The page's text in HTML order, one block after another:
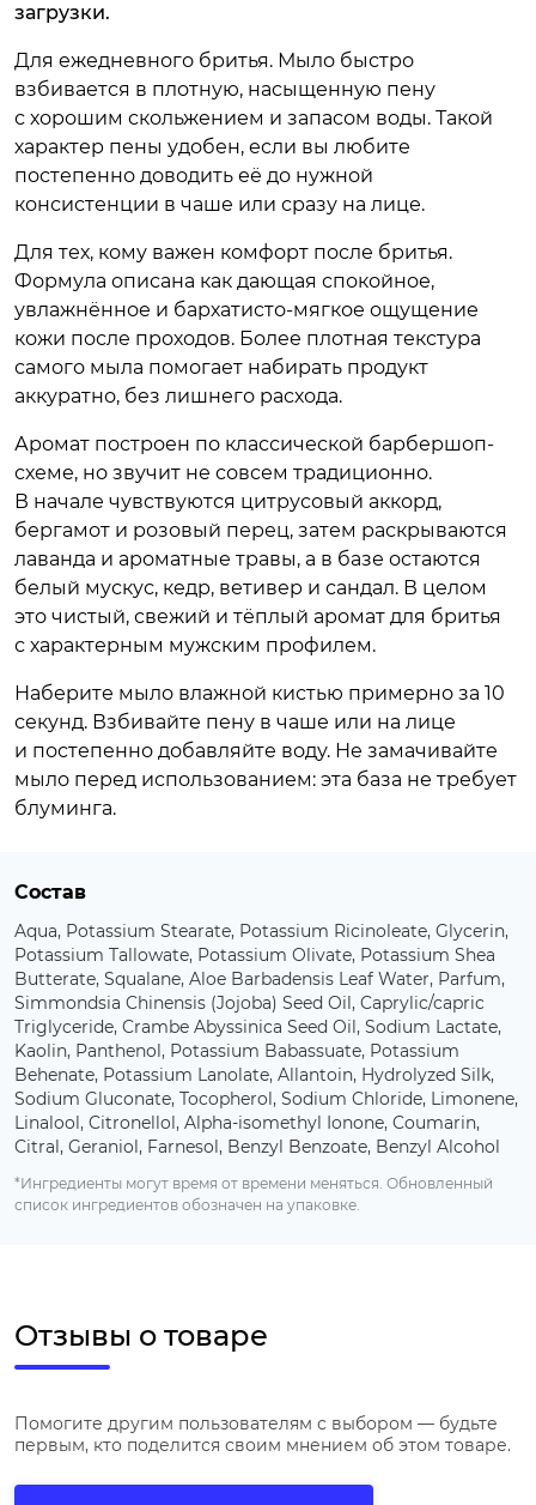
загрузки.
Для ежедневного бритья. Мыло быстро
взбивается в плотную, насыщенную пену
с хорошим скольжением и запасом воды. Такой
характер пены удобен, если вы любите
постепенно доводить её до нужной
консистенции в чаше или сразу на лице.
Для тех, кому важен комфорт после бритья.
Формула описана как дающая спокойное,
увлажнённое и бархатисто-мягкое ощущение
кожи после проходов. Более плотная текстура
самого мыла помогает набирать продукт
аккуратно, без лишнего расхода.
Аромат построен по классической барбершоп-
схеме, но звучит не совсем традиционно.
В начале чувствуются цитрусовый аккорд,
бергамот и розовый перец, затем раскрываются
лаванда и ароматные травы, а в базе остаются
белый мускус, кедр, ветивер и сандал. В целом
это чистый, свежий и тёплый аромат для бритья
с характерным мужским профилем.
Наберите мыло влажной кистью примерно за 10
секунд. Взбивайте пену в чаше или на лице
и постепенно добавляйте воду. Не замачивайте
мыло перед использованием: эта база не требует
блуминга.
Состав
Aqua, Potassium Stearate, Potassium Ricinoleate, Glycerin,
Potassium Tallowate, Potassium Olivate, Potassium Shea
Butterate, Squalane, Aloe Barbadensis Leaf Water, Parfum,
Simmondsia Chinensis (Jojoba) Seed Oil, Caprylic/capric
Triglyceride, Crambe Abyssinica Seed Oil, Sodium Lactate,
Kaolin, Panthenol, Potassium Babassuate, Potassium
Behenate, Potassium Lanolate, Allantoin, Hydrolyzed Silk,
Sodium Gluconate, Tocopherol, Sodium Chloride, Limonene,
Linalool, Citronellol, Alpha-isomethyl Ionone, Coumarin,
Citral, Geraniol, Farnesol, Benzyl Benzoate, Benzyl Alcohol
*Ингредиенты могут время от времени меняться. Обновленный
список ингредиентов обозначен на упаковке.
Отзывы о товаре
Помогите другим пользователям с выбором — будьте
первым, кто поделится своим мнением об этом товаре.